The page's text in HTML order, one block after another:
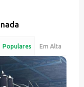
Populares Em Alta